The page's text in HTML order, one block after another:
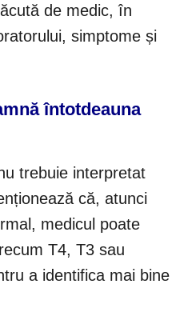
de medic, în
simptome și
întotdeauna
trebuie interpretat
că, atunci
medicul poate
T4, T3 sau
a identifica mai bine